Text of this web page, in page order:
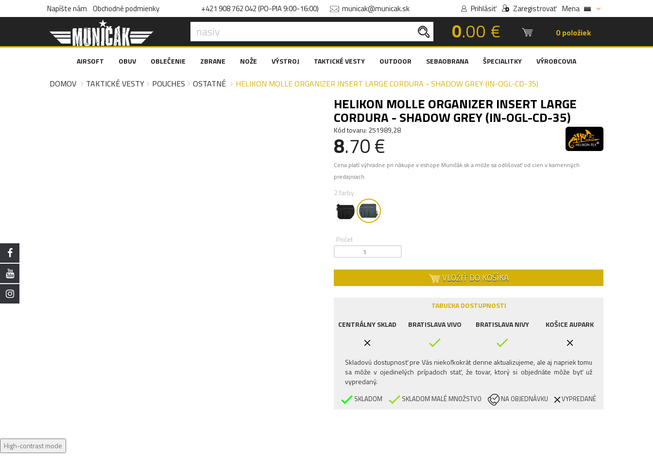
Napíšte nám Obchodné podmienky +421 908 762 042 (PO-PIA 9:00-16:00) municak@municak.sk Prihlásiť Zaregistrovať Mena
0.00 € 0 položiek
AIRSOFT OBUV OBLEČENIE ZBRANE NOŽE VÝSTROJ TAKTICKÉ VESTY OUTDOOR SEBAOBRANA ŠPECIALITKY VÝROBCOVIA
DOMOV TAKTICKÉ VESTY POUCHES OSTATNÉ HELIKON MOLLE ORGANIZER INSERT LARGE CORDURA - SHADOW GREY (IN-OGL-CD-35)
HELIKON MOLLE ORGANIZER INSERT LARGE
CORDURA - SHADOW GREY (IN-OGL-CD-35)
Kód tovaru: 251989,28
8.70 €
Cena platí výhradne pri nákupe v eshope Muničák.sk a môže sa odlišovať od cien v kamenných
predajniach.
2 farby
Počet
VLOŽIŤ DO KOŠÍKA
TABUĽKA DOSTUPNOSTI
CENTRÁLNY SKLAD
BRATISLAVA VIVO BRATISLAVA NIVY KOŠICE AUPARK
Skladovú dostupnosť pre Vás niekoľkokrát denne aktualizujeme, ale aj napriek tomu
sa môže v ojedinelých prípadoch stať, že tovar, ktorý si objednáte môže byť už
vypredaný.
SKLADOM SKLADOM MALÉ MNOŽSTVO NA OBJEDNÁVKU VYPREDANÉ
High-contrast mode